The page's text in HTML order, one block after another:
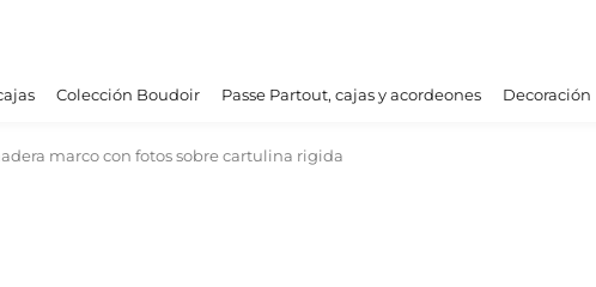
Colección Boudoir Passe Partout, cajas y acordeones Decoración
marco con fotos sobre cartulina rigida